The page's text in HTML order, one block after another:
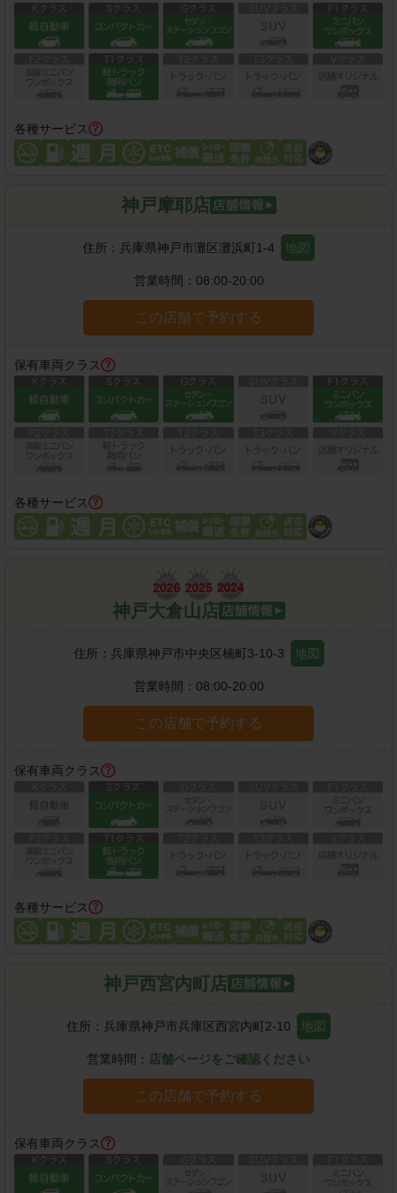
各種サービス
神戸摩耶店
住所： 兵庫県神戸市灘区灘浜町1-4 地図
営業時間： 08:00-20:00
この店舗で予約する
保有車両クラス
各種サービス
神戸大倉山店
住所： 兵庫県神戸市中央区楠町3-10-3 地図
営業時間： 08:00-20:00
この店舗で予約する
保有車両クラス
各種サービス
神戸西宮内町店
住所： 兵庫県神戸市兵庫区西宮内町2-10 地図
営業時間： 店舗ページをご確認ください
この店舗で予約する
保有車両クラス